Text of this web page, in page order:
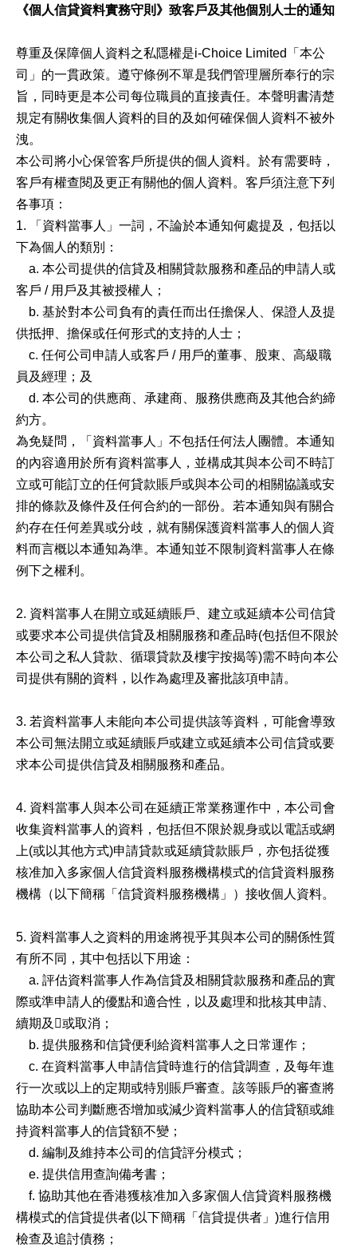
《個人信貸資料實務守則》致客戶及其他個別人士的通知
尊重及保障個人資料之私隱權是i-Choice Limited「本公
司」的一貫政策。遵守條例不單是我們管理層所奉行的宗
旨，同時更是本公司每位職員的直接責任。本聲明書清楚
規定有關收集個人資料的目的及如何確保個人資料不被外
洩。
本公司將小心保管客戶所提供的個人資料。於有需要時，
客戶有權查閱及更正有關他的個人資料。客戶須注意下列
各事項：
1. 「資料當事人」一詞，不論於本通知何處提及，包括以
下為個人的類別：
a. 本公司提供的信貸及相關貸款服務和產品的申請人或
客戶 / 用戶及其被授權人；
b. 基於對本公司負有的責任而出任擔保人、保證人及提
供抵押、擔保或任何形式的支持的人士；
c. 任何公司申請人或客戶 / 用戶的董事、股東、高級職
員及經理；及
d. 本公司的供應商、承建商、服務供應商及其他合約締
約方。
為免疑問，「資料當事人」不包括任何法人團體。本通知
的內容適用於所有資料當事人，並構成其與本公司不時訂
立或可能訂立的任何貸款賬戶或與本公司的相關協議或安
排的條款及條件及任何合約的一部份。若本通知與有關合
約存在任何差異或分歧，就有關保護資料當事人的個人資
料而言概以本通知為準。本通知並不限制資料當事人在條
例下之權利。
2. 資料當事人在開立或延續賬戶、建立或延續本公司信貸
或要求本公司提供信貸及相關服務和產品時(包括但不限於
本公司之私人貸款、循環貸款及樓宇按揭等)需不時向本公
司提供有關的資料，以作為處理及審批該項申請。
3. 若資料當事人未能向本公司提供該等資料，可能會導致
本公司無法開立或延續賬戶或建立或延續本公司信貸或要
求本公司提供信貸及相關服務和產品。
4. 資料當事人與本公司在延續正常業務運作中，本公司會
收集資料當事人的資料，包括但不限於親身或以電話或網
上(或以其他方式)申請貸款或延續貸款賬戶，亦包括從獲
核准加入多家個人信貸資料服務機構模式的信貸資料服務
機構（以下簡稱「信貸資料服務機構」）接收個人資料。
5. 資料當事人之資料的用途將視乎其與本公司的關係性質
有所不同，其中包括以下用途：
a. 評估資料當事人作為信貸及相關貸款服務和產品的實
際或準申請人的優點和適合性，以及處理和批核其申請、
續期及或取消；
b. 提供服務和信貸便利給資料當事人之日常運作；
c. 在資料當事人申請信貸時進行的信貸調查，及每年進
行一次或以上的定期或特別賬戶審查。該等賬戶的審查將
協助本公司判斷應否增加或減少資料當事人的信貸額或維
持資料當事人的信貸額不變；
d. 編制及維持本公司的信貸評分模式；
e. 提供信用查詢備考書；
f. 協助其他在香港獲核准加入多家個人信貸資料服務機
構模式的信貸提供者(以下簡稱「信貸提供者」)進行信用
檢查及追討債務；